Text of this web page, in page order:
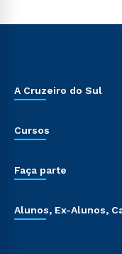
A Cruzeiro do Sul
Cursos
Faça parte
Alunos, Ex-Alunos,